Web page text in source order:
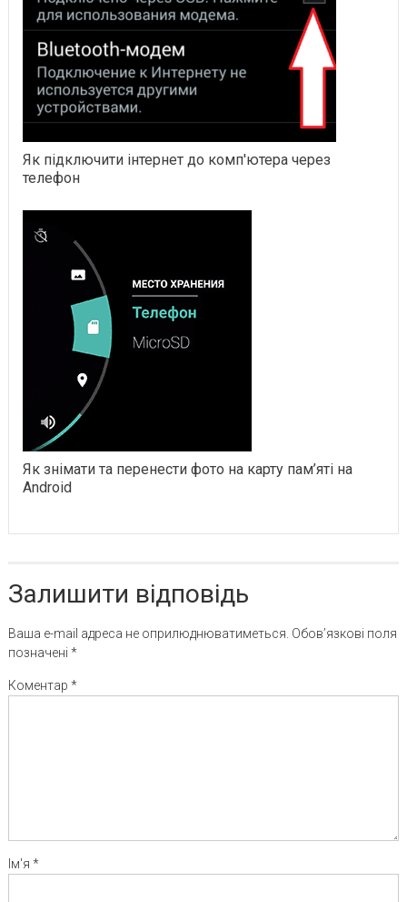
Як підключити інтернет до комп'ютера через
телефон
Як знімати та перенести фото на карту пам’яті на
Android
Залишити відповідь
Ваша e-mail адреса не оприлюднюватиметься. Обов’язкові поля
позначені *
Коментар *
Ім'я *